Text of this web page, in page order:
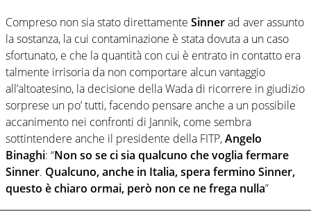
Compreso non sia stato direttamente Sinnerad aver assunto
la sostanza, la cui contaminazione è stata dovuta a un caso
sfortunato, e che la quantità con cui è entrato in contatto era
talmente irrisoria da non comportare alcun vantaggio
all’altoatesino, la decisione della Wada di ricorrere in giudizio
sorprese un po’ tutti, facendo pensare anche a un possibile
accanimento nei confronti di Jannik, come sembra
sottintendere anche il presidente della FITP,Angelo
Binaghi: “Non so se ci sia qualcuno che voglia fermare
Sinner. Qualcuno, anche in Italia, spera fermino Sinner,
questo è chiaro ormai, però non ce ne frega nulla”